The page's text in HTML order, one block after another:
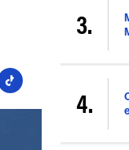
Seguí